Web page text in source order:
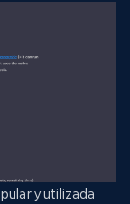
y utilizada